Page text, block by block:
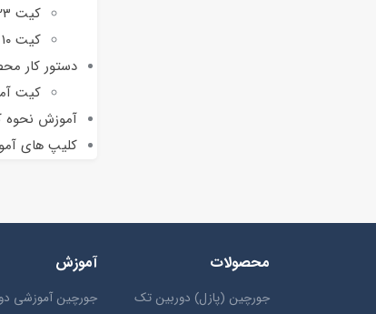
کیت ۲۳ قطعه جنگنده F-14 با بال‌های جمع‌شونده
کیت ۱۰ قطعه‌ای ماکت جنگنده F-14 تام‌کت (پایه‌دار)
دستور کار
کیت
آموزش نحوه
کلیپ های
محصولات
جورچین (پازل) دوربین تک
آموزش
جورچین آموزشی